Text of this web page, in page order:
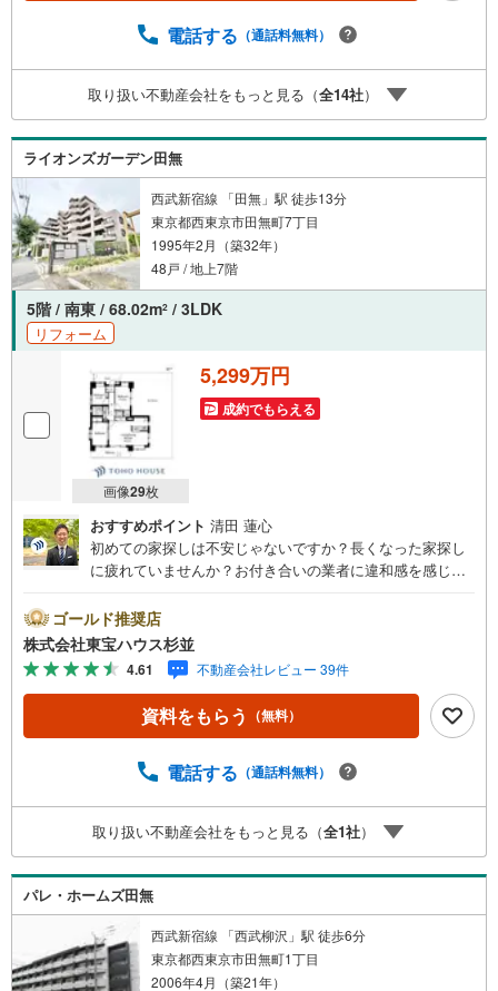
て、リフォームや注文建築についてご相談頂けます4.年中
～19:00 この時間はお電話でのお問合わせがスムーズです
5.お子様連れでおこしくださいキッズスペース、授乳室、
オムツ替えベッド、アンパンマンジュースをご用意してお
ります。ご見学ご希望の方は、右上の“室内・現地を見学す
る（無料）をボタンからご予約ください。
電話する （通話料無料）
取り扱い不動産会社をもっと見る（全14社）
ライオンズガーデン田無
西武新宿線 「田無」駅 徒歩13分
東京都西東京市田無町7丁目
1995年2月（築32年）
48戸 / 地上7階
5階 / 南東 / 68.02m2 / 3LDK
リフォーム
画像29枚
5,299万円
成約でもらえる
おすすめポイント 清田 蓮心
初めての家探しは不安じゃないですか？長くなった家探し
に疲れていませんか？お付き合いの業者に違和感を感じて
したプロが、何のしがらみもなく、お客様の理想の物件を
お探しします。東宝ハウス杉並【（FD）:】ご見学希望の物
件以外も併せてご案内させていただきます。遠慮なくご希
望をお伝えくださいませ。■ご見学について■【営業時間 9:
00～21:00】人気物件は特に問い合わせが集中するため、お
早めにお電話くださいませ。「室内・現地を見学する」ボ
TOHO HOUSE CLUB■弊社で売買されたお客様はTOHO H
の見直しや借り換えなど、オンラインでやりとりができま
す。■FPによるファイナンシャルライフサポート■ファイナ
ンシャルプランナーが住宅ローン、保険・税金、資産運
用、相続などの対策をアドバイスを致します。
ゴールド推奨店
株式会社東宝ハウス杉並
4.61 不動産会社レビュー 39件
資料をもらう （無料）
電話する （通話料無料）
取り扱い不動産会社をもっと見る（全1社）
パレ・ホームズ田無
西武新宿線 「西武柳沢」駅 徒歩6分
東京都西東京市田無町1丁目
2006年4月（築21年）